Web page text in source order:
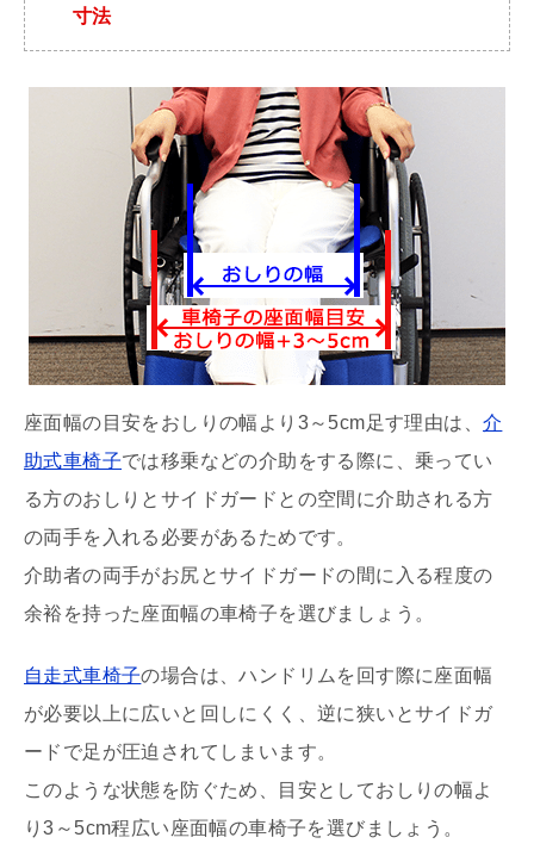
寸法
座面幅の目安をおしりの幅より3～5cm足す理由は、 介
助式車椅子では移乗などの介助をする際に、乗ってい
る方のおしりとサイドガードとの空間に介助される方
の両手を入れる必要があるためです。
介助者の両手がお尻とサイドガードの間に入る程度の
余裕を持った座面幅の車椅子を選びましょう。
自走式車椅子の場合は、ハンドリムを回す際に座面幅
が必要以上に広いと回しにくく、逆に狭いとサイドガ
ードで足が圧迫されてしまいます。
このような状態を防ぐため、目安としておしりの幅よ
り3～5cm程広い座面幅の車椅子を選びましょう。